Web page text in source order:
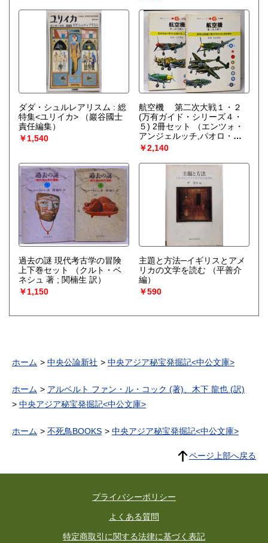
ダダ・シュルレアリスム : 総
特集<ユリイカ>
（巖谷國士
責任編集）
￥1,540
航空機 第二次大戦１・２
(万有ガイド・シリーズ４・
５) 2冊セット
（エンツォ・
アンジェルッチ,パオロ・マ
トリカルディ著 石川好美
訳）
￥2,140
過去の謎 現代考古学の冒険
上下巻セット
（クルト・ベ
ネシュ 著 ; 関楠生 訳）
￥1,150
主題と方法─イギリスとアメ
リカの文学を読む
（平善介
編）
￥590
ホーム 中央公論新社 中央アジア秘宝発掘記<中公文庫>
ホーム
アルベルト ファン・ル・コック (著)、木下 龍也 (訳)
中央アジア秘宝発掘記<中公文庫>
ホーム 不死鳥BOOKS 中央アジア秘宝発掘記<中公文庫>
ページ上部へ戻る
プライバシーポリシー
よくある質問
特定商取引に関する法律に基づく表記